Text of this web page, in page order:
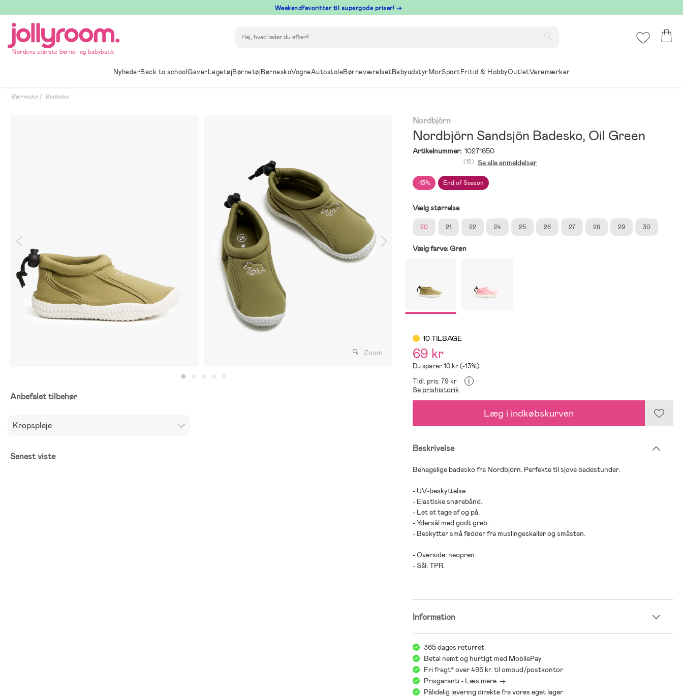
till
innehållet
⁠ Weekendfavoritter til supergode priser! →
Nordens største børne- og babybutik
NyhederBack to schoolGaverLegetøjBørnetøjBørneskoVogneAutostoleBørneværelsetBabyudstyrMorSportFritid & HobbyOutletVaremærker
Børnesko Badesko
Zoom
Anbefalet tilbehør
Kropspleje
Senest viste
Nordbjörn
Nordbjörn Sandsjön Badesko, Oil Green
Artikelnummer: 10271650
-13% End of Season
(15) Se alle anmeldelser
Vælg størrelse
20 21 22 24 25 26 27 28 29 30
Vælg farve:Grøn
10 TILBAGE
69 kr
Du sparer 10 kr (-13%)
Tidl. pris: 79 kr
i
Se prishistorik
Læg i indkøbskurven
Beskrivelse
Behagelige badesko fra Nordbjörn. Perfekte til sjove badestunder.
- UV-beskyttelse.
- Elastiske snørebånd.
- Let at tage af og på.
- Ydersål med godt greb.
- Beskytter små fødder fra muslingeskaller og småsten.
- Overside: neopren.
- Sål: TPR.
Information
365 dages returret
Betal nemt og hurtigt med MobilePay
Fri fragt* over 495 kr. til ombud/postkontor
Prisgaranti - Læs mere ->
Pålidelig levering direkte fra vores eget lager